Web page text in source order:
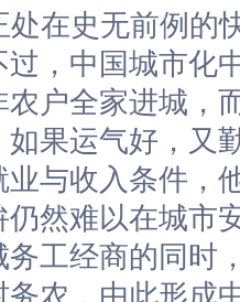
处在史无前例的
过，中国城市化
农户全家进城，
如果运气好，又
业与收入条件，
仍然难以在城市
务工经商的同时
务农，由此形成